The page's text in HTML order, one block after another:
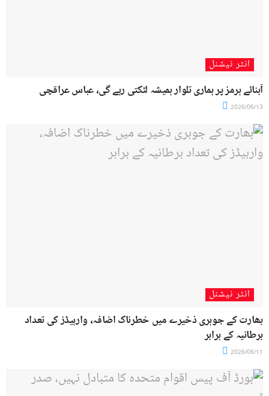
انٹر نیشنل
آبنائے ہرمز پر ہماری تلوار ہمیشہ لٹکتی رہے گی، عباس عراقچی
2026/06/13
انٹر نیشنل
بھارت کے جوہری ذخیرے میں خطرناک اضافہ، وارہیڈز کی تعداد
برطانیہ کے برابر
2026/06/11